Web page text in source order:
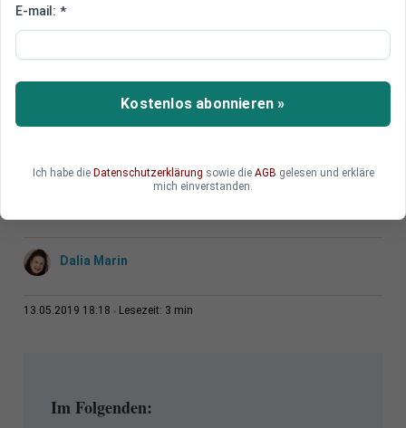
Förderung von E-Mobilität ist sinnvoll
Argumente für eine intelligente
Industriepolitik
Dalia Marin von der TU München unterstützt die
lobenswertes Ziel.
Dalia Marin
13.05.2019 18:18 Lesezeit: 3 min
Im Folgenden:
E-mail: *
Kostenlos abonnieren »
Ich habe die Datenschutzerklärung sowie die AGB gelesen und erkläre
mich einverstanden.